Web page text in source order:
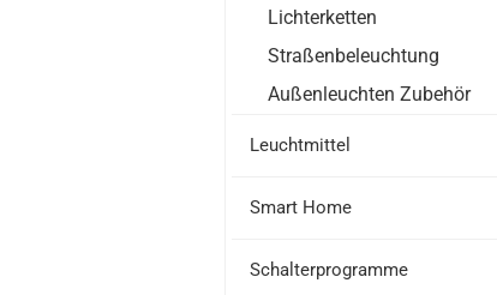
Lichterketten
Straßenbeleuchtung
Außenleuchten Zubehör
Leuchtmittel
Smart Home
Schalterprogramme